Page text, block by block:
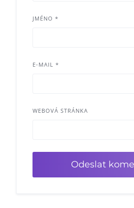
JMÉNO *
E-MAIL *
WEBOVÁ STRÁNKA